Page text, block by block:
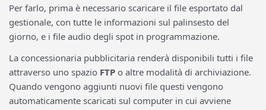
Per farlo, prima è necessario scaricare il file esportato dal
gestionale, con tutte le informazioni sul palinsesto del
giorno, e i file audio degli spot in programmazione.
La concessionaria pubblicitaria renderà disponibili tutti i file
attraverso uno spazio FTP o altre modalità di archiviazione.
Quando vengono aggiunti nuovi file questi vengono
automaticamente scaricati sul computer in cui avviene